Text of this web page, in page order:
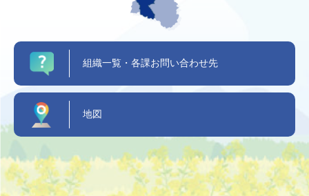
組織一覧・各課お問い合わせ先
地図